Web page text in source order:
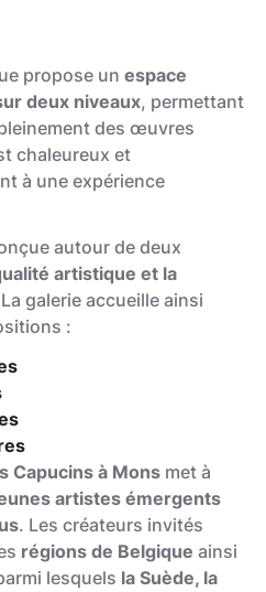
propose unespace
deux niveaux, permettant
des œuvres
chaleureux et
à une expérience
autour de deux
artistique et la
galerie accueille ainsi
:
Capucins à Mons met à
artistes émergents
. Les créateurs invités
régions de Belgique ainsi
lesquels la Suède, la